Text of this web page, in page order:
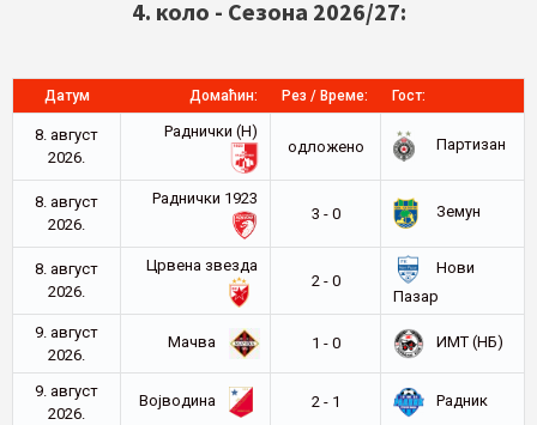
4. коло - Сезона 2026/27:
Датум Домаћин: Рез / Време: Гост:
8. август
2026.
Раднички (Н)
oдложено
Партизан
8. август
2026.
Раднички 1923
3 - 0
Земун
8. август
2026.
Црвена звезда
2 - 0
Нови
Пазар
9. август
2026.
Мачва 1 - 0 ИМТ (НБ)
9. август
2026.
Војводина 2 - 1 Радник